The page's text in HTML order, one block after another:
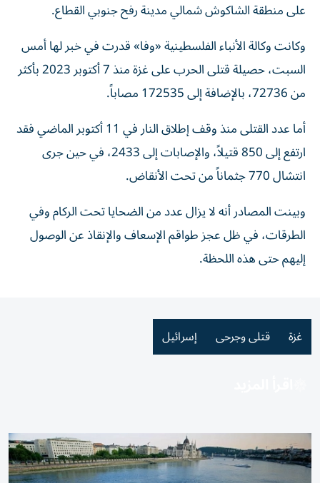
على منطقة الشاكوش شمالي مدينة رفح جنوبي القطاع.
وكانت وكالة الأنباء الفلسطينية «وفا» قدرت في خبر لها أمس
السبت، حصيلة قتلى الحرب على غزة منذ 7 أكتوبر 2023 بأكثر
من 72736، بالإضافة إلى 172535 مصاباً.
أما عدد القتلى منذ وقف إطلاق النار في 11 أكتوبر الماضي فقد
ارتفع إلى 850 قتيلاً، والإصابات إلى 2433، في حين جرى
انتشال 770 جثماناً من تحت الأنقاض.
وبينت المصادر أنه لا يزال عدد من الضحايا تحت الركام وفي
الطرقات، في ظل عجز طواقم الإسعاف والإنقاذ عن الوصول
إليهم حتى هذه اللحظة.
غزة قتلى وجرحى إسرائيل